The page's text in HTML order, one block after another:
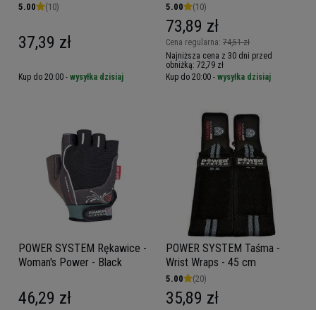
5.00 (10)
37,39 zł
Kup do 20:00 - wysyłka dzisiaj
5.00 (10)
Cena regularna: 74,51 zł
73,89 zł
Najniższa cena z 30 dni przed
obniżką: 72,79 zł
Kup do 20:00 - wysyłka dzisiaj
POWER SYSTEM Rękawice -
Woman's Power - Black
46,29 zł
POWER SYSTEM Taśma -
Wrist Wraps - 45 cm
5.00 (20)
35,89 zł